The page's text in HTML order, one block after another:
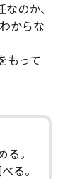
のか、
からな
もって
る。
る。